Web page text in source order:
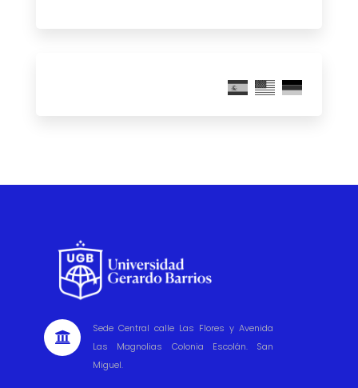

Sede Central calle Las Flores y Avenida
Las Magnolias Colonia Escolán. San
Miguel.